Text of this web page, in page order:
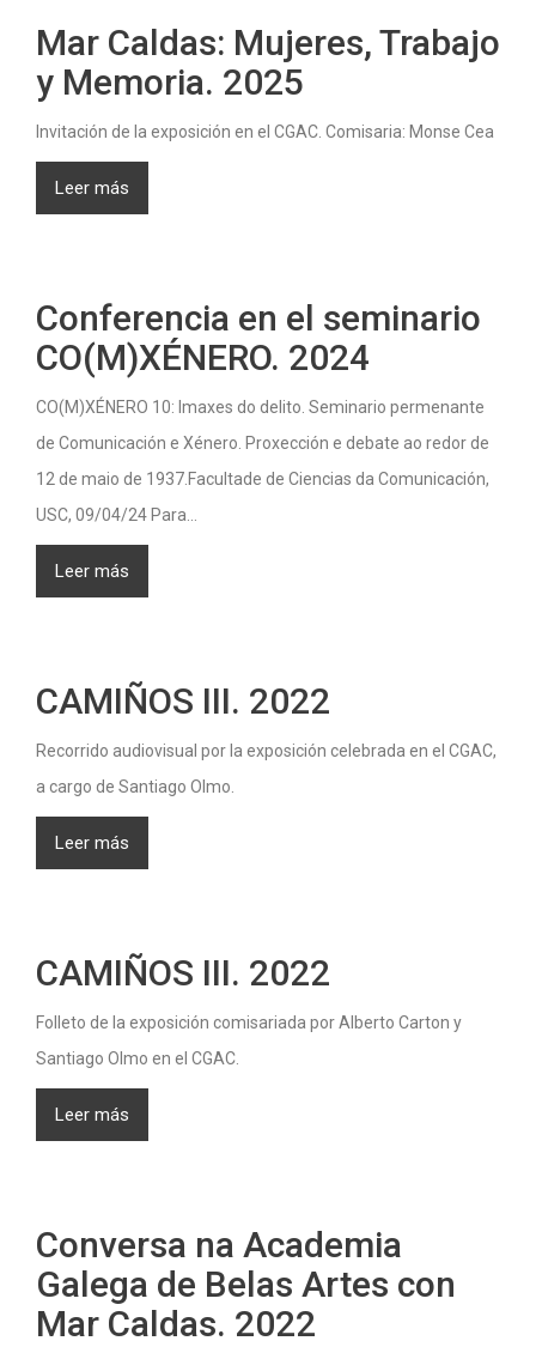
Mar Caldas: Mujeres, Trabajo
y Memoria. 2025
Invitación de la exposición en el CGAC. Comisaria: Monse Cea
Leer más
Conferencia en el seminario
CO(M)XÉNERO. 2024
CO(M)XÉNERO 10: Imaxes do delito. Seminario permenante
de Comunicación e Xénero. Proxección e debate ao redor de
12 de maio de 1937.Facultade de Ciencias da Comunicación,
USC, 09/04/24 Para...
Leer más
CAMIÑOS III. 2022
Recorrido audiovisual por la exposición celebrada en el CGAC,
a cargo de Santiago Olmo.
Leer más
CAMIÑOS III. 2022
Folleto de la exposición comisariada por Alberto Carton y
Santiago Olmo en el CGAC.
Leer más
Conversa na Academia
Galega de Belas Artes con
Mar Caldas. 2022